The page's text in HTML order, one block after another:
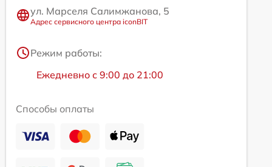
ул. Марселя Салимжанова, 5
Адрес сервисного центра iconBIT
Режим работы:
Ежедневно с 9:00 до 21:00
Способы оплаты